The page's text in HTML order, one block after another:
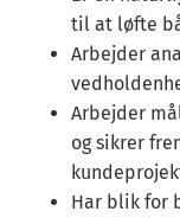
til at løfte
Arbejder
Arbejder
og sikrer
Har blik for